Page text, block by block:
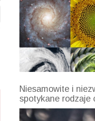
Niesamowite i
spotykane rodzaje